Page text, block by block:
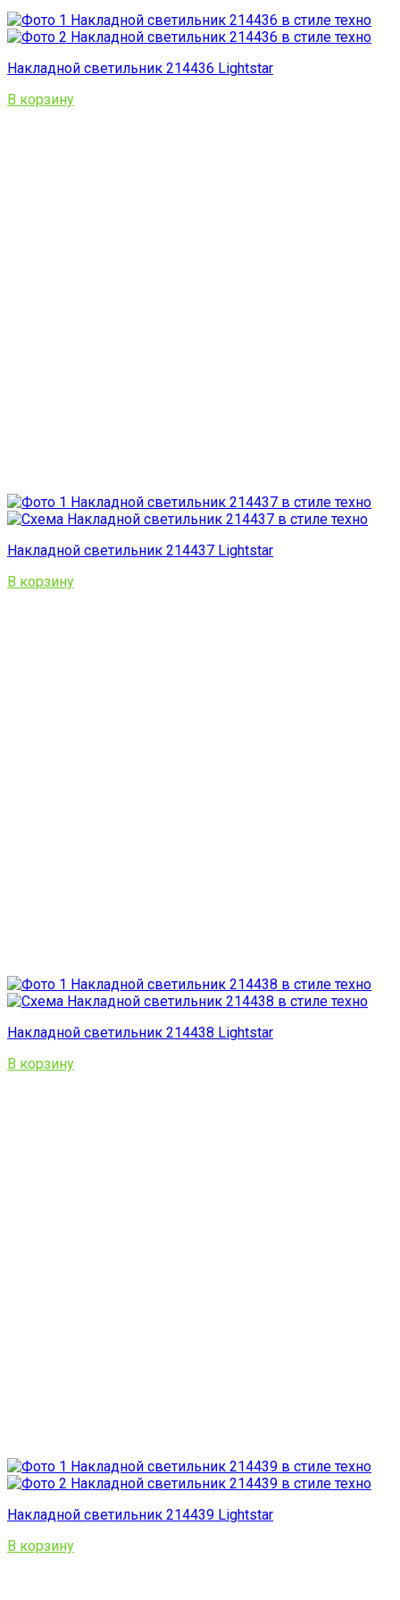
Накладной светильник 214436 Lightstar
В корзину
Накладной светильник 214437 Lightstar
В корзину
Накладной светильник 214438 Lightstar
В корзину
Накладной светильник 214439 Lightstar
В корзину